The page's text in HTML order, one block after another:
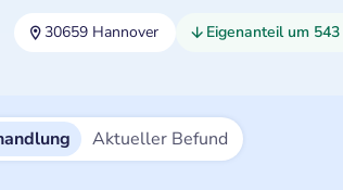
30659 Hannover Eigenanteil um
Aktueller Befund